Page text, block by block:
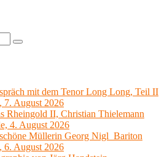
Suchen
mit dem Tenor Long Long, Teil II
7. August 2026
Rheingold II, Christian Thielemann
4. August 2026
Müllerin Georg Nigl Bariton
6. August 2026